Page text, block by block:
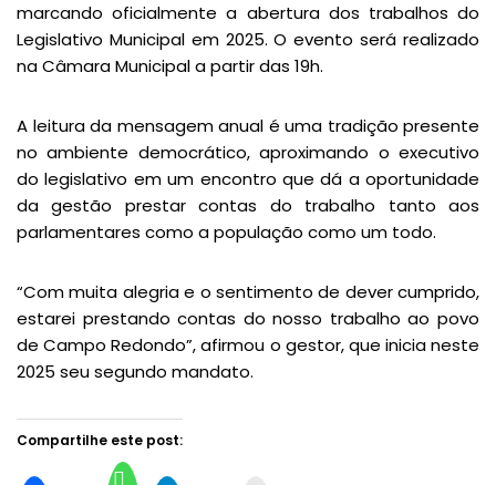
marcando oficialmente a abertura dos trabalhos do
Legislativo Municipal em 2025. O evento será realizado
na Câmara Municipal a partir das 19h.
A leitura da mensagem anual é uma tradição presente
no ambiente democrático, aproximando o executivo
do legislativo em um encontro que dá a oportunidade
da gestão prestar contas do trabalho tanto aos
parlamentares como a população como um todo.
“Com muita alegria e o sentimento de dever cumprido,
estarei prestando contas do nosso trabalho ao povo
de Campo Redondo”, afirmou o gestor, que inicia neste
2025 seu segundo mandato.
Compartilhe este post: